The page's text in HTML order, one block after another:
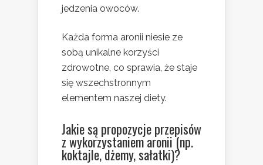
jedzenia owoców.
Każda forma aronii niesie ze
sobą unikalne korzyści
zdrowotne, co sprawia, że staje
się wszechstronnym
elementem naszej diety.
Jakie są propozycje przepisów
z wykorzystaniem aronii (np.
koktajle, dżemy, sałatki)?